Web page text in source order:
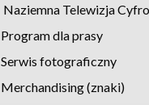
Naziemna Telewizja
Program dla prasy
Serwis fotograficzny
Merchandising (znaki)